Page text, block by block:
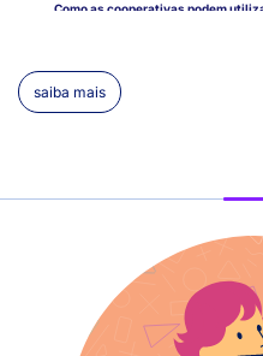
Como as cooperativas podem
Como o ChatGPT aprende e se
ensinar coisas novas?
saiba mais